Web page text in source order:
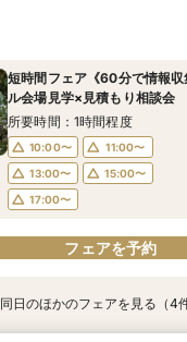
【式場おススメ♪】来館特典
10:00〜
13:00〜
16:00〜
フェアを予約
【徒歩0分】立地悩み解消《
10:00〜
13:00〜
16:00〜
フェアを予約
【ハワイ＆沖縄 ウェディン
10:00〜
フェアを予約
【フォトPLAN】フォトウエ
11:00〜
14:00〜
17:00〜
フェアを予約
【少人数】家族のみ、10名
10:00〜
13:00〜
16:00〜
フェアを予約
短時間フェア《60分で情報
ル会場見学×見積もり相談会
所要時間：1時間程度
10:00〜
11:00〜
13:00〜
15:00〜
17:00〜
フェアを予約
同日のほかのフェアを見る（4件